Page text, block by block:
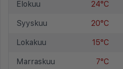
Elokuu 24°C
Syyskuu 20°C
Lokakuu 15°C
Marraskuu 7°C